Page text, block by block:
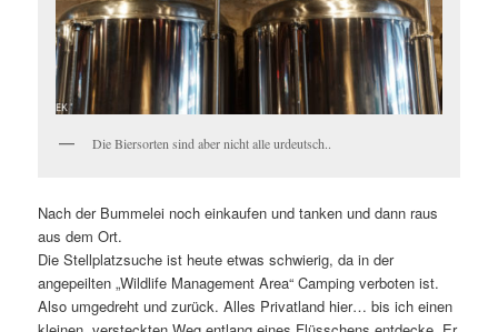
Die Biersorten sind aber nicht alle urdeutsch..
Nach der Bummelei noch einkaufen und tanken und dann raus
aus dem Ort.
Die Stellplatzsuche ist heute etwas schwierig, da in der
angepeilten „Wildlife Management Area“ Camping verboten ist.
Also umgedreht und zurück. Alles Privatland hier… bis ich einen